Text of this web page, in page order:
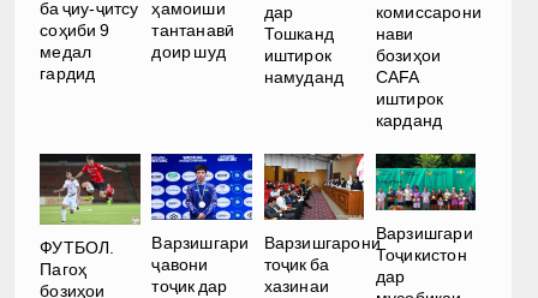
ба ҷиу-ҷитсу
соҳиби 9
медал
гардид
ҳамоиши
тантанавӣ
доир шуд
дар
Тошканд
иштирок
намуданд
комиссарони
нави
бозиҳои
CAFA
иштирок
карданд
ФУТБОЛ.
Пагоҳ
бозиҳои
Варзишгари
ҷавони
тоҷик дар
Варзишгарони
тоҷик ба
хазинаи
Варзишгари
Тоҷикистон
дар